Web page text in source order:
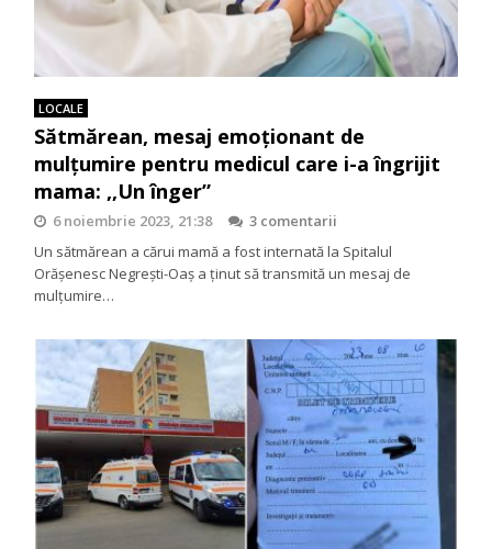
LOCALE
Sătmărean, mesaj emoționant de
mulțumire pentru medicul care i-a îngrijit
mama: ,,Un înger”
6 noiembrie 2023, 21:38
3 comentarii
Un sătmărean a cărui mamă a fost internată la Spitalul
Orășenesc Negrești-Oaș a ținut să transmită un mesaj de
mulțumire…